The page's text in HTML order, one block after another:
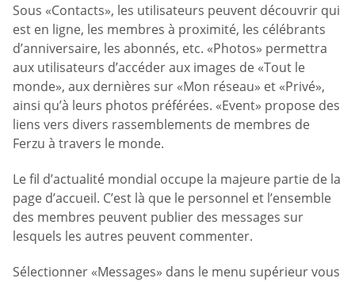
Sous «Contacts», les utilisateurs peuvent découvrir qui
est en ligne, les membres à proximité, les célébrants
d’anniversaire, les abonnés, etc. «Photos» permettra
aux utilisateurs d’accéder aux images de «Tout le
monde», aux dernières sur «Mon réseau» et «Privé»,
ainsi qu’à leurs photos préférées. «Event» propose des
liens vers divers rassemblements de membres de
Ferzu à travers le monde.
Le fil d’actualité mondial occupe la majeure partie de la
page d’accueil. C’est là que le personnel et l’ensemble
des membres peuvent publier des messages sur
lesquels les autres peuvent commenter.
Sélectionner «Messages» dans le menu supérieur vous